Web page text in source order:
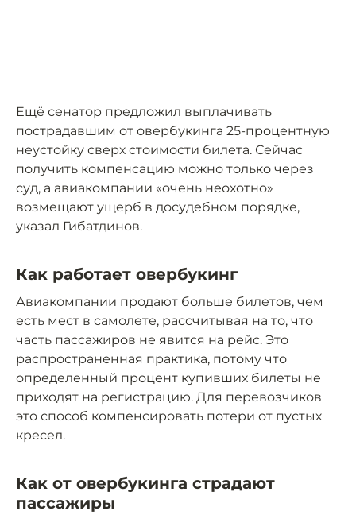
Ещё сенатор предложил выплачивать
пострадавшим от овербукинга 25-процентную
неустойку сверх стоимости билета. Сейчас
получить компенсацию можно только через
суд, а авиакомпании «очень неохотно»
возмещают ущерб в досудебном порядке,
указал Гибатдинов.
Как работает овербукинг
Авиакомпании продают больше билетов, чем
есть мест в самолете, рассчитывая на то, что
часть пассажиров не явится на рейс. Это
распространенная практика, потому что
определенный процент купивших билеты не
приходят на регистрацию. Для перевозчиков
это способ компенсировать потери от пустых
кресел.
Как от овербукинга страдают
пассажиры